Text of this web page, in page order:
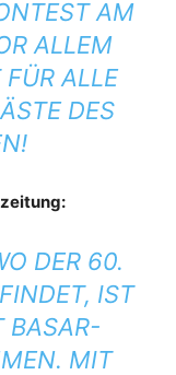
AM
ALLEM
ALLE
DES
DER 60.
IST
BASAR-
MIT